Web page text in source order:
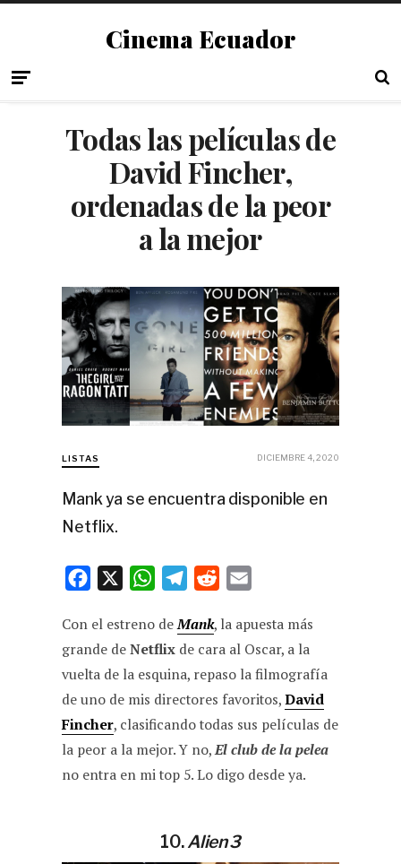
Cinema Ecuador
Todas las películas de
David Fincher,
ordenadas de la peor
a la mejor
LISTAS DICIEMBRE 4, 2020
Mank ya se encuentra disponible en
Netflix.
c
e
b
o
o
k
W
a
t
s
A
p
p
T
l
e
g
r
a
m
d
d
i
t
a
i
l
Con el estreno deMank, la apuesta más
grande deNetflix de cara al Oscar, a la
vuelta de la esquina, repaso la filmografía
de uno de mis directores favoritos,David
Fincher, clasificando todas sus películas de
la peor a la mejor. Y no,El club de la pelea
no entra en mi top 5. Lo digo desde ya.
10.Alien 3